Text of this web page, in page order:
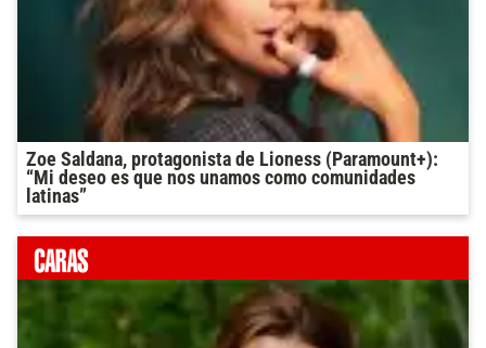
Zoe Saldana, protagonista de Lioness (Paramount+):
“Mi deseo es que nos unamos como comunidades
latinas”